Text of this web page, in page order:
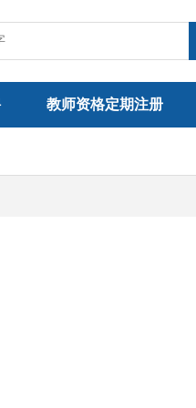
教师资格定期注册